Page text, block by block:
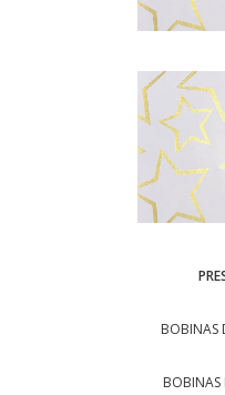
BOBINAS
BOBINAS